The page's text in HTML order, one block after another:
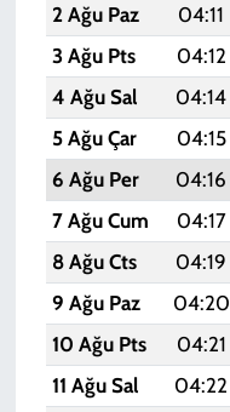
2 Ağu Paz
04:11
3 Ağu Pts
04:12
4 Ağu Sal
04:14
5 Ağu Çar
04:15
6 Ağu Per
04:16
7 Ağu Cum
04:17
8 Ağu Cts
04:19
9 Ağu Paz
04:20
10 Ağu Pts
04:21
11 Ağu Sal
04:22